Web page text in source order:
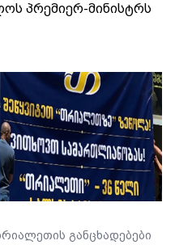
პრემიერ-მინისტრს
განცხადებები